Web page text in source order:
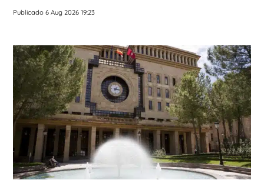
Publicado 6 Aug 2026 19:23